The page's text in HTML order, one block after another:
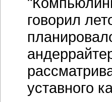
говорил
уставного